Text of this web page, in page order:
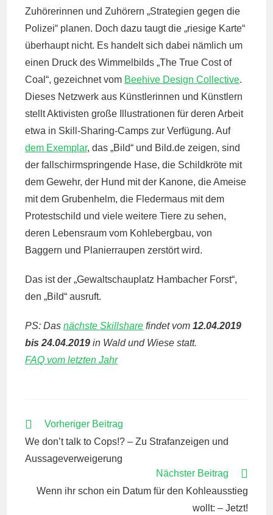
Zuhörerinnen und Zuhörern „Strategien gegen die
Polizei“ planen. Doch dazu taugt die „riesige Karte“
überhaupt nicht. Es handelt sich dabei nämlich um
einen Druck des Wimmelbilds „The True Cost of
Coal“, gezeichnet vom Beehive Design Collective.
Dieses Netzwerk aus Künstlerinnen und Künstlern
stellt Aktivisten große Illustrationen für deren Arbeit
etwa in Skill-Sharing-Camps zur Verfügung. Auf
dem Exemplar, das „Bild“ und Bild.de zeigen, sind
der fallschirmspringende Hase, die Schildkröte mit
dem Gewehr, der Hund mit der Kanone, die Ameise
mit dem Grubenhelm, die Fledermaus mit dem
Protestschild und viele weitere Tiere zu sehen,
deren Lebensraum vom Kohlebergbau, von
Baggern und Planierraupen zerstört wird.
Das ist der „Gewaltschauplatz Hambacher Forst“,
den „Bild“ ausruft.
PS: Dasnächste Skillshare findet vom12.04.2019
bis 24.04.2019 in Wald und Wiese statt.
FAQ vom letzten Jahr
WEITERE
ANSEHEN
Vorheriger Beitrag
We don’t talk to Cops!? – Zu Strafanzeigen und
Aussageverweigerung
Nächster Beitrag
Wenn ihr schon ein Datum für den Kohleausstieg
wollt: – Jetzt!